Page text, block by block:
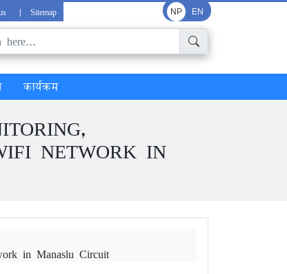
| Sitemap NP EN
कार्यक्रम
NETWORK IN
in Manaslu Circuit